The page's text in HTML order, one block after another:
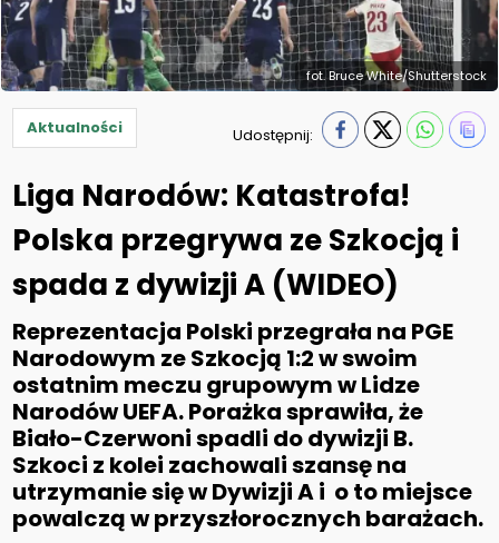
fot. Bruce White/Shutterstock
Aktualności Udostępnij:
Liga Narodów: Katastrofa!
Polska przegrywa ze Szkocją i
spada z dywizji A (WIDEO)
Reprezentacja Polski przegrała na PGE
Narodowym ze Szkocją 1:2 w swoim
ostatnim meczu grupowym w Lidze
Narodów UEFA. Porażka sprawiła, że
Biało-Czerwoni spadli do dywizji B.
Szkoci z kolei zachowali szansę na
utrzymanie się w Dywizji A i o to miejsce
powalczą w przyszłorocznych barażach.